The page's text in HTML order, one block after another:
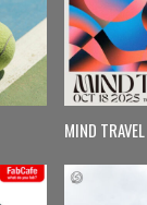
MIND TRAVEL